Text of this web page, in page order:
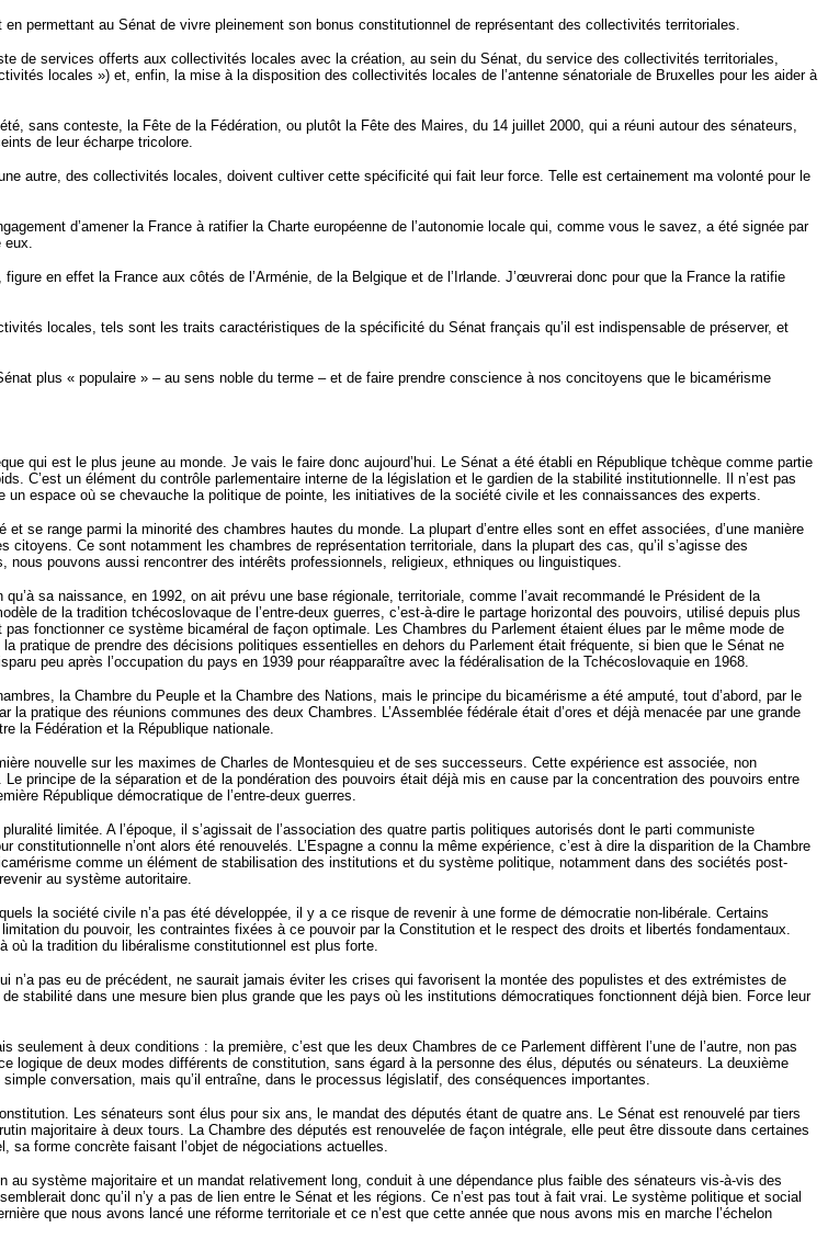
permettant au Sénat de vivre pleinement son bonus constitutionnel de représentant des collectivités territoriales.
de services offerts aux collectivités locales avec la création, au sein du Sénat, du service des collectivités territoriales,
locales ») et, enfin, la mise à la disposition des collectivités locales de l’antenne sénatoriale de Bruxelles pour les aider à
sans conteste, la Fête de la Fédération, ou plutôt la Fête des Maires, du 14 juillet 2000, qui a réuni autour des sénateurs,
de leur écharpe tricolore.
autre, des collectivités locales, doivent cultiver cette spécificité qui fait leur force. Telle est certainement ma volonté pour le
d’amener la France à ratifier la Charte européenne de l’autonomie locale qui, comme vous le savez, a été signée par
eux.
en effet la France aux côtés de l’Arménie, de la Belgique et de l’Irlande. J’œuvrerai donc pour que la France la ratifie
locales, tels sont les traits caractéristiques de la spécificité du Sénat français qu’il est indispensable de préserver, et
plus « populaire » – au sens noble du terme – et de faire prendre conscience à nos concitoyens que le bicamérisme
qui est le plus jeune au monde. Je vais le faire donc aujourd’hui. Le Sénat a été établi en République tchèque comme partie
C’est un élément du contrôle parlementaire interne de la législation et le gardien de la stabilité institutionnelle. Il n’est pas
un espace où se chevauche la politique de pointe, les initiatives de la société civile et les connaissances des experts.
se range parmi la minorité des chambres hautes du monde. La plupart d’entre elles sont en effet associées, d’une manière
citoyens. Ce sont notamment les chambres de représentation territoriale, dans la plupart des cas, qu’il s’agisse des
pouvons aussi rencontrer des intérêts professionnels, religieux, ethniques ou linguistiques.
sa naissance, en 1992, on ait prévu une base régionale, territoriale, comme l’avait recommandé le Président de la
de la tradition tchécoslovaque de l’entre-deux guerres, c’est-à-dire le partage horizontal des pouvoirs, utilisé depuis plus
fonctionner ce système bicaméral de façon optimale. Les Chambres du Parlement étaient élues par le même mode de
pratique de prendre des décisions politiques essentielles en dehors du Parlement était fréquente, si bien que le Sénat ne
peu après l’occupation du pays en 1939 pour réapparaître avec la fédéralisation de la Tchécoslovaquie en 1968.
la Chambre du Peuple et la Chambre des Nations, mais le principe du bicamérisme a été amputé, tout d’abord, par le
pratique des réunions communes des deux Chambres. L’Assemblée fédérale était d’ores et déjà menacée par une grande
la Fédération et la République nationale.
nouvelle sur les maximes de Charles de Montesquieu et de ses successeurs. Cette expérience est associée, non
principe de la séparation et de la pondération des pouvoirs était déjà mis en cause par la concentration des pouvoirs entre
République démocratique de l’entre-deux guerres.
limitée. A l’époque, il s’agissait de l’association des quatre partis politiques autorisés dont le parti communiste
n’ont alors été renouvelés. L’Espagne a connu la même expérience, c’est à dire la disparition de la Chambre
comme un élément de stabilisation des institutions et du système politique, notamment dans des sociétés post-
au système autoritaire.
la société civile n’a pas été développée, il y a ce risque de revenir à une forme de démocratie non-libérale. Certains
du pouvoir, les contraintes fixées à ce pouvoir par la Constitution et le respect des droits et libertés fondamentaux.
où la tradition du libéralisme constitutionnel est plus forte.
n’a pas eu de précédent, ne saurait jamais éviter les crises qui favorisent la montée des populistes et des extrémistes de
stabilité dans une mesure bien plus grande que les pays où les institutions démocratiques fonctionnent déjà bien. Force leur
seulement à deux conditions : la première, c’est que les deux Chambres de ce Parlement diffèrent l’une de l’autre, non pas
logique de deux modes différents de constitution, sans égard à la personne des élus, députés ou sénateurs. La deuxième
conversation, mais qu’il entraîne, dans le processus législatif, des conséquences importantes.
Les sénateurs sont élus pour six ans, le mandat des députés étant de quatre ans. Le Sénat est renouvelé par tiers
majoritaire à deux tours. La Chambre des députés est renouvelée de façon intégrale, elle peut être dissoute dans certaines
sa forme concrète faisant l’objet de négociations actuelles.
au système majoritaire et un mandat relativement long, conduit à une dépendance plus faible des sénateurs vis-à-vis des
donc qu’il n’y a pas de lien entre le Sénat et les régions. Ce n’est pas tout à fait vrai. Le système politique et social
que nous avons lancé une réforme territoriale et ce n’est que cette année que nous avons mis en marche l’échelon